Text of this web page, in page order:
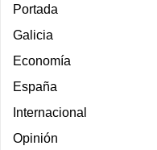
Portada
Galicia
Economía
España
Internacional
Opinión